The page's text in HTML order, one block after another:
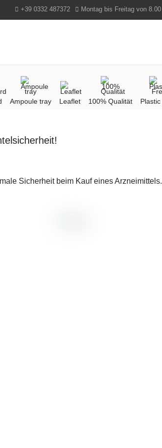
+39 0332 487372 Montag bis Freitag von
Ampoule tray Leaflet 100% Qualität
Sicherheit beim Kauf eines Arzneimittels.